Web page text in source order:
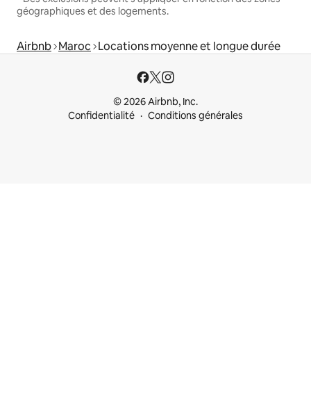
géographiques et des logements.
Airbnb Maroc Locations moyenne et longue durée
© 2026 Airbnb, Inc.
Confidentialité
Conditions générales